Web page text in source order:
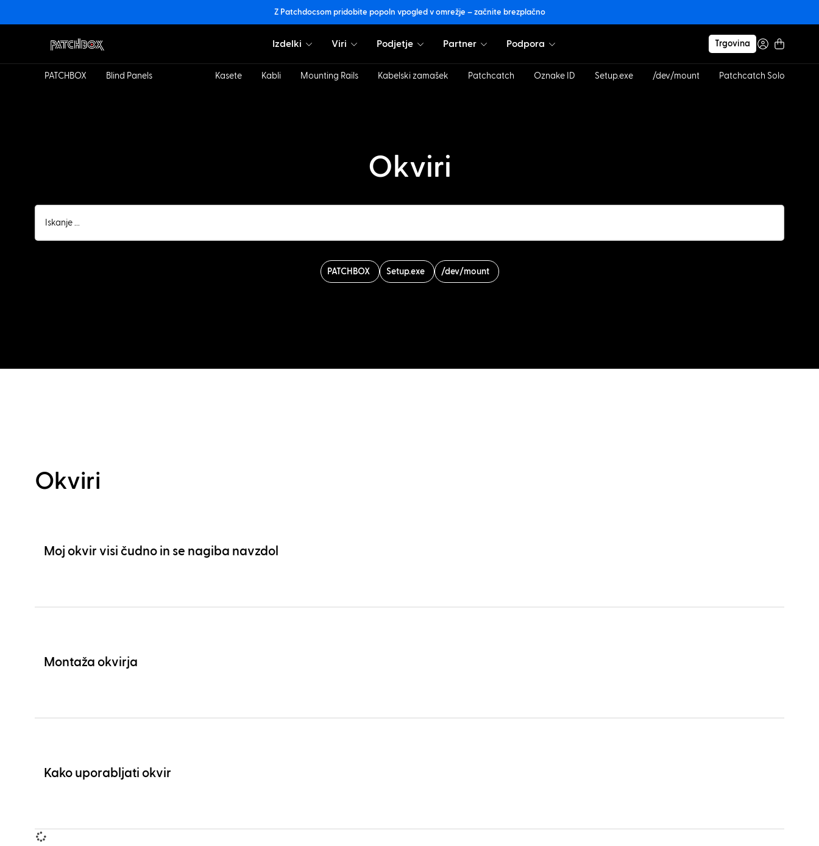
Z Patchdocsom pridobite popoln vpogled v omrežje – začnite brezplačno
Izdelki Viri Podjetje Partner Podpora Trgovina
PATCHBOX Blind Panels Kasete Kabli Mounting Rails Kabelski zamašek Patchcatch Oznake ID Setup.exe /dev/mount Patchcatch Solo
Okviri
PATCHBOX Setup.exe /dev/mount
Okviri
Moj okvir visi čudno in se nagiba navzdol
Montaža okvirja
Kako uporabljati okvir